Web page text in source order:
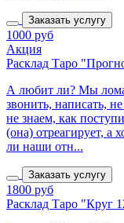
Заказать услугу
1000 руб
Акция
Расклад Таро
А любит ли? Мы
звонить, написать,
не знаем, как
(она) отреагирует, а
ли наши отн...
Заказать услугу
1800 руб
Расклад Таро "Круг